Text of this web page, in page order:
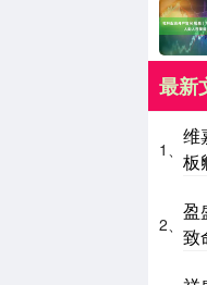
最新
1、
维
板
2、
盈
致